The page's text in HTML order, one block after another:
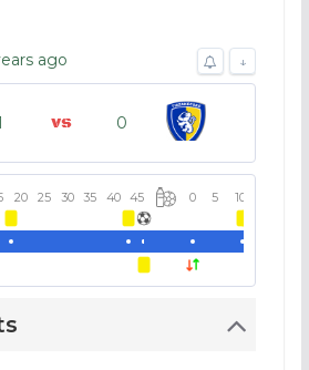
ago ↓
0
20 25 30 35 40 45 0 5 10